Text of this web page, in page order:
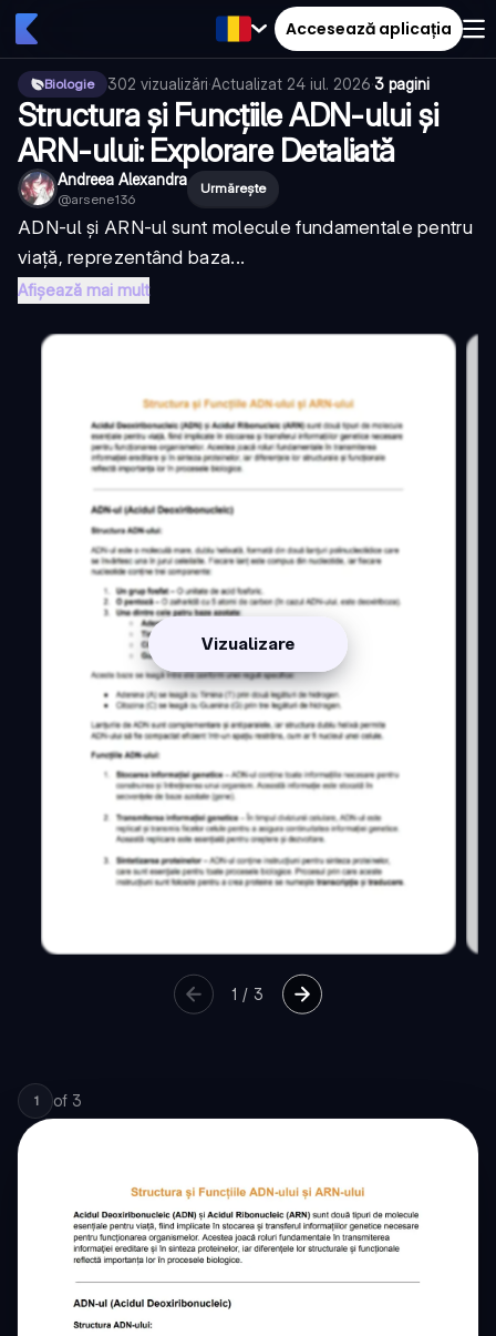
Accesează aplicația
Biologie 302 vizualizări·Actualizat 24 iul. 2026·3 pagini
Structura și Funcțiile ADN-ului și
ARN-ului: Explorare Detaliată
Andreea Alexandra
@arsene136
Urmărește
ADN-ul și ARN-ul sunt molecule fundamentale pentru
viață, reprezentând baza...
Afișează mai mult
Vizualizare
1 / 3
1 of 3